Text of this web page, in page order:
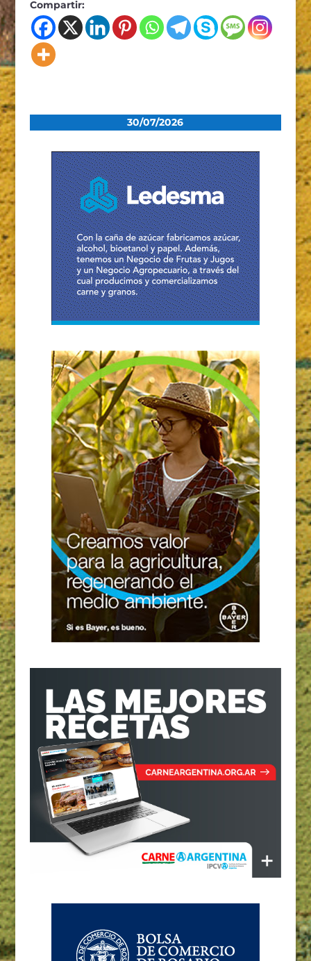
Compartir:
30/07/2026